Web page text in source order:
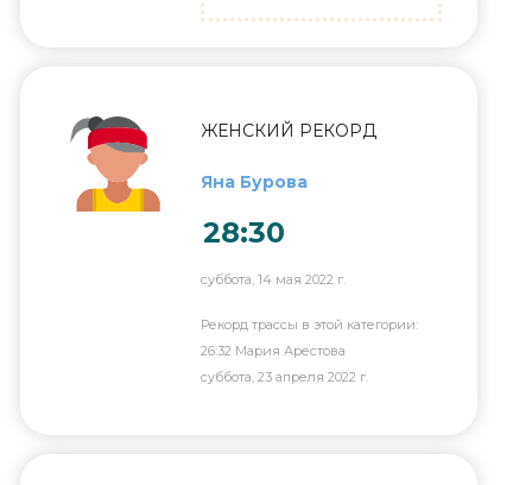
ЖЕНСКИЙ РЕКОРД
Яна Бурова
28:30
суббота, 14 мая 2022 г.
Рекорд трассы в этой категории:
26:32 Мария Арестова
суббота, 23 апреля 2022 г.